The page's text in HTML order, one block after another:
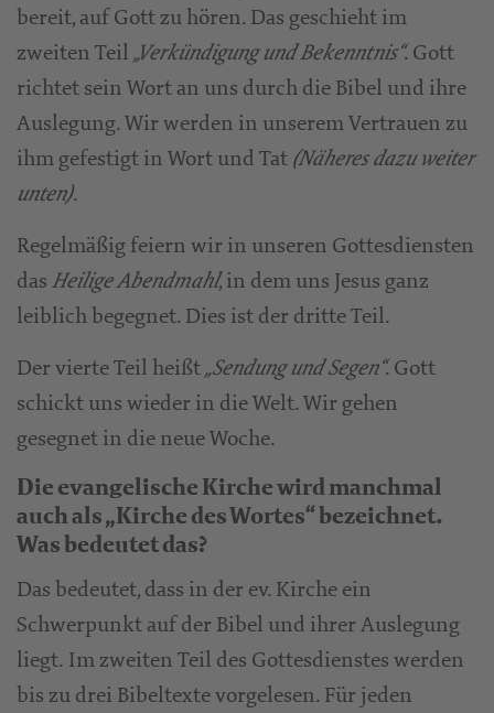
bereit, auf Gott zu hören. Das geschieht im
zweiten Teil„Verkündigung und Bekenntnis“. Gott
richtet sein Wort an uns durch die Bibel und ihre
Auslegung. Wir werden in unserem Vertrauen zu
ihm gefestigt in Wort und Tat(Näheres dazu weiter
unten).
Regelmäßig feiern wir in unseren Gottesdiensten
dasHeilige Abendmahl, in dem uns Jesus ganz
leiblich begegnet. Dies ist der dritte Teil.
Der vierte Teil heißt„Sendung und Segen“. Gott
schickt uns wieder in die Welt. Wir gehen
gesegnet in die neue Woche.
Die evangelische Kirche wird manchmal
auch als „Kirche des Wortes“ bezeichnet.
Was bedeutet das?
Das bedeutet, dass in der ev. Kirche ein
Schwerpunkt auf der Bibel und ihrer Auslegung
liegt. Im zweiten Teil des Gottesdienstes werden
bis zu drei Bibeltexte vorgelesen. Für jeden